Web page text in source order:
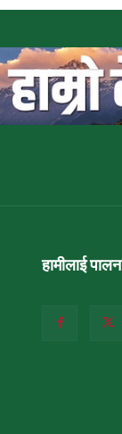
हामीलाई पालन